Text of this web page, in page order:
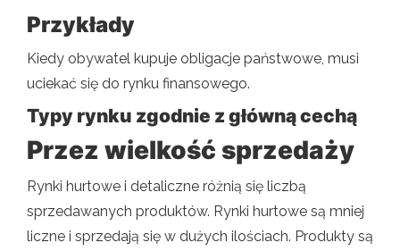
Przykłady
Kiedy obywatel kupuje obligacje państwowe, musi
uciekać się do rynku finansowego.
Typy rynku zgodnie z główną cechą
Przez wielkość sprzedaży
Rynki hurtowe i detaliczne różnią się liczbą
sprzedawanych produktów. Rynki hurtowe są mniej
liczne i sprzedają się w dużych ilościach. Produkty są